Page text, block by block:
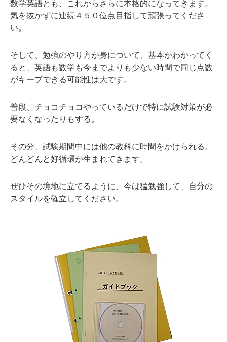
数学英語とも、これからさらに本格的になってきます。
気を抜かずに連続４５０位点目指して頑張ってくださ
い。
そして、勉強のやり方が身について、基本がわかってく
ると、英語も数学も今までよりも少ない時間で同じ点数
がキープできる可能性は大です。
普段、チョコチョコやっているだけで特に試験対策が必
要なくなったりもする。
その分、試験期間中には他の教科に時間をかけられる。
どんどんと好循環が生まれてきます。
ぜひその境地に立てるように、今は猛勉強して、自分の
スタイルを確立してください。